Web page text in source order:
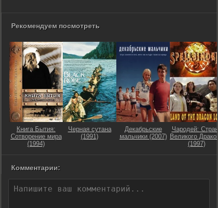
Рекомендуем посмотреть
Книга Бытия:
Сотворение мира
(1994)
Черная сутана
(1991)
Декабрьские
мальчики (2007)
Чародей:
Великого
(1997)
Комментарии: